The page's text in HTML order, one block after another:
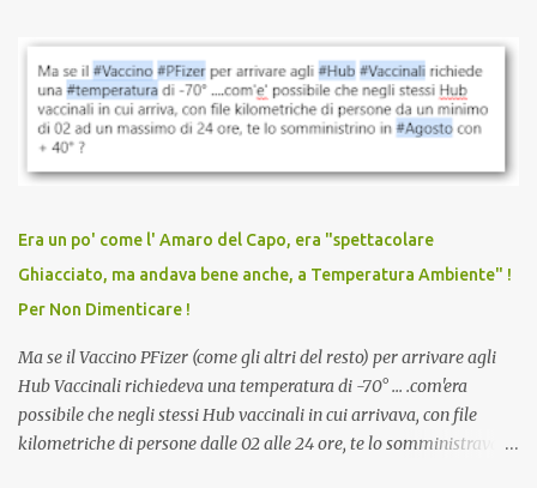
vaccinazione. Non avevamo mai sentito parlare di ricompense,
sconti, incentivi per vaccinarsi. Non avevamo mai visto
discriminazioni per coloro che non l’hanno fatto. Se non sei stato
vaccinato, nessuno aveva prima cercato di farti sentire una
persona cattiva. Non avevamo mai visto un vaccino che minacci le
vaccino usato per minacciare i mezzi di sussistenza, il lavoro o la
scuola. Non avevamo mai visto un vaccino che permettesse a un
dodicenne di ignorare il consenso dei genitori. Dopo tutti i vaccini
che abbiamo elencato sopra...
Era un po' come l' Amaro del Capo, era "spettacolare
Ghiacciato, ma andava bene anche, a Temperatura Ambiente" !
Per Non Dimenticare !
Ma se il Vaccino PFizer (come gli altri del resto) per arrivare agli
Hub Vaccinali richiedeva una temperatura di -70° ... .com'era
possibile che negli stessi Hub vaccinali in cui arrivava, con file
kilometriche di persone dalle 02 alle 24 ore, te lo somministravano